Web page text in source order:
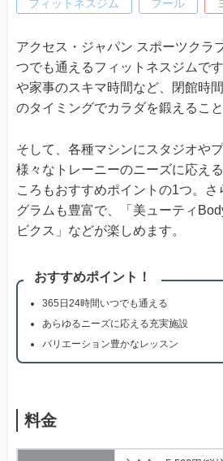
フィットネスジム プール
アクセス・ジャパン スポーツクラ
つでも通えるフィットネスジムで
や家事のスキマ時間など、閉館時
のタイミングでカラダを鍛えること
そして、各種マシンにスタジオや
様々なトレーニーのニーズに応え
ころもおすすめポイントの1つ。さ
グラムも豊富で、「美ューティ
ビクス」などが楽しめます。
おすすめポイント！
365日24時間いつでも通える
あらゆるニーズに応える充実施設
バリエーション豊かなレッスン
料金